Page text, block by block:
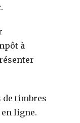
à
timbres
ligne.